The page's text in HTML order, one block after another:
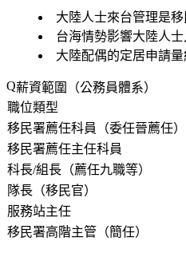
大陸人士來台管理是
台海情勢影響大陸人
大陸配偶的定居申請
薪資範圍（公務員體系）
職位類型
移民署薦任科員（委任晉薦任）
移民署薦任主任科員
科長/組長（薦任九職等）
隊長（移民官）
服務站主任
移民署高階主管（簡任）